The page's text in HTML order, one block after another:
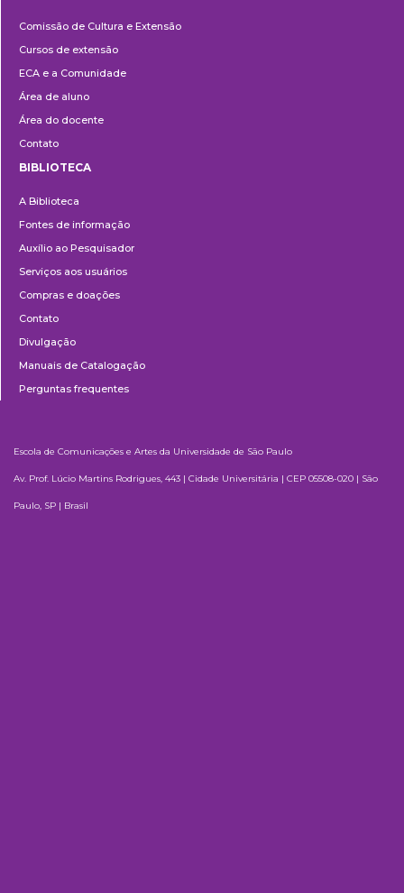
e
Extensão
Comissão de Cultura e Extensão
Cursos de extensão
ECA e a Comunidade
Área de aluno
Área do docente
Contato
BIBLIOTECA
A Biblioteca
Fontes de informação
Auxílio ao Pesquisador
Serviços aos usuários
Compras e doações
Contato
Divulgação
Manuais de Catalogação
Perguntas frequentes
Escola de Comunicações e Artes da Universidade de São Paulo
Av. Prof. Lúcio Martins Rodrigues, 443 | Cidade Universitária | CEP 05508-020 | São
Paulo, SP | Brasil